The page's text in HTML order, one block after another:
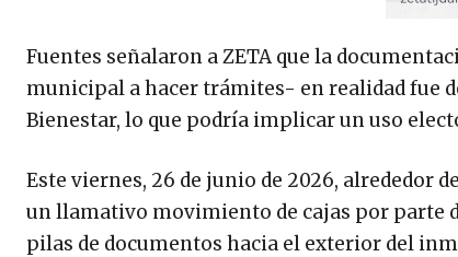
Fuentes señalaron a ZETA que la
municipal a hacer trámites- en realidad fue
Bienestar, lo que podría implicar un uso
Este viernes, 26 de junio de 2026, alrededor
un llamativo movimiento de cajas por parte
pilas de documentos hacia el exterior del